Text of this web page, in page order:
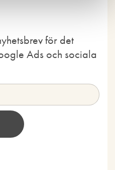
för det
Ads och sociala